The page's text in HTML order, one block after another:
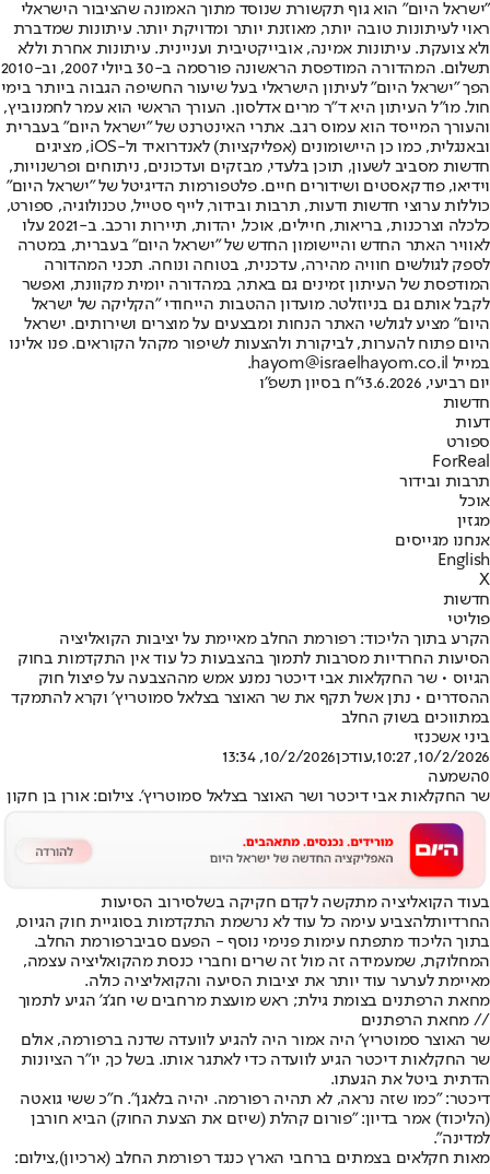
"ישראל היום" הוא גוף תקשורת שנוסד מתוך האמונה שהציבור הישראלי
ראוי לעיתונות טובה יותר, מאוזנת יותר ומדויקת יותר. עיתונות שמדברת
ולא צועקת. עיתונות אמינה, אובייקטיבית ועניינית. עיתונות אחרת וללא
תשלום. המהדורה המודפסת הראשונה פורסמה ב-30 ביולי 2007, וב-2010
הפך "ישראל היום" לעיתון הישראלי בעל שיעור החשיפה הגבוה ביותר בימי
חול. מו"ל העיתון היא ד"ר מרים אדלסון. העורך הראשי הוא עמר לחמנוביץ,
והעורך המייסד הוא עמוס רגב. אתרי האינטרנט של "ישראל היום" בעברית
ובאנגלית, כמו כן היישומונים (אפליקציות) לאנדרואיד ול-iOS, מציגים
חדשות מסביב לשעון, תוכן בלעדי, מבזקים ועדכונים, ניתוחים ופרשנויות,
וידיאו, פודקאסטים ושידורים חיים. פלטפורמות הדיגיטל של "ישראל היום"
כוללות ערוצי חדשות ודעות, תרבות ובידור, לייף סטייל, טכנולוגיה, ספורט,
כלכלה וצרכנות, בריאות, חיילים, אוכל, יהדות, תיירות ורכב. ב-2021 עלו
לאוויר האתר החדש והיישומון החדש של "ישראל היום" בעברית, במטרה
לספק לגולשים חוויה מהירה, עדכנית, בטוחה ונוחה. תכני המהדורה
המודפסת של העיתון זמינים גם באתר, במהדורה יומית מקוונת, ואפשר
לקבל אותם גם בניוזלטר. מועדון ההטבות הייחודי "הקליקה של ישראל
היום" מציע לגולשי האתר הנחות ומבצעים על מוצרים ושירותים. ישראל
היום פתוח להערות, לביקורת ולהצעות לשיפור מקהל הקוראים. פנו אלינו
במייל hayom@israelhayom.co.il.
יום רביעי, 3.6.2026
י"ח בסיון תשפ"ו
חדשות
דעות
ספורט
ForReal
תרבות ובידור
אוכל
מגזין
אנחנו מגייסים
English
X
חדשות
פוליטי
הקרע בתוך הליכוד: רפורמת החלב מאיימת על יציבות הקואליציה
הסיעות החרדיות מסרבות לתמוך בהצבעות כל עוד אין התקדמות בחוק
הגיוס • שר החקלאות אבי דיכטר נמנע אמש מההצבעה על פיצול חוק
ההסדרים • נתן אשל תקף את שר האוצר בצלאל סמוטריץ׳ וקרא להתמקד
במתווכים בשוק החלב
ביני אשכנזי
10/2/2026, 10:27
,עודכן10/2/2026, 13:34
0השמעה
שר החקלאות אבי דיכטר ושר האוצר בצלאל סמוטריץ'. צילום: אורן בן חקון
בעוד הקואליציה מתקשה לקדם חקיקה בשלסירוב הסיעות
החרדיותלהצביע עימה כל עוד לא נרשמת התקדמות בסוגיית חוק הגיוס,
בתוך הליכוד מתפתח עימות פנימי נוסף - הפעם סביברפורמת החלב.
המחלוקת, שמעמידה זה מול זה שרים וחברי כנסת מהקואליציה עצמה,
מאיימת לערער עוד יותר את יציבות הסיעה והקואליציה כולה.
מחאת הרפתנים בצומת גילת; ראש מועצת מרחבים שי חג'ג' הגיע לתמוך
// מחאת הרפתנים
שר האוצר סמוטריץ' היה אמור היה להגיע לוועדה שדנה ברפורמה, אולם
שר החקלאות דיכטר הגיע לוועדה כדי לאתגר אותו. בשל כך, יו"ר הציונות
הדתית ביטל את הגעתו.
דיכטר: "כמו שזה נראה, לא תהיה רפורמה. יהיה בלאגן". ח"כ ששי גואטה
(הליכוד) אמר בדיון: "פורום קהלת (שיזם את הצעת החוק) הביא חורבן
למדינה".
מאות חקלאים בצמתים ברחבי הארץ כנגד רפורמת החלב (ארכיון),צילום: